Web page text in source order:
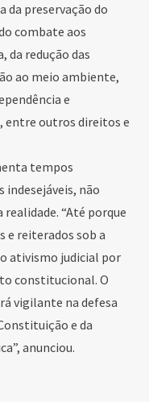
da preservação do
combate aos
da redução das
ao meio ambiente,
e
outros direitos e
tempos
indesejáveis, não
realidade. “Até porque
e reiterados sob a
ativismo judicial por
constitucional. O
vigilante na defesa
e da
anunciou.